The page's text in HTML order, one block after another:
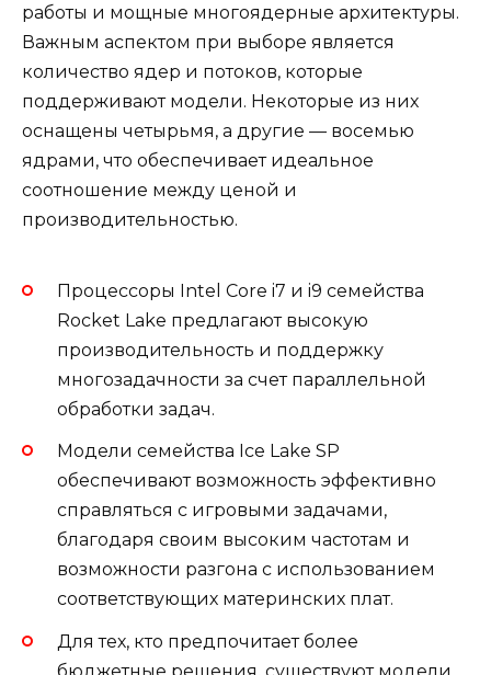
работы и мощные многоядерные архитектуры.
Важным аспектом при выборе является
количество ядер и потоков, которые
поддерживают модели. Некоторые из них
оснащены четырьмя, а другие — восемью
ядрами, что обеспечивает идеальное
соотношение между ценой и
производительностью.
Процессоры Intel Core i7 и i9 семейства
Rocket Lake предлагают высокую
производительность и поддержку
многозадачности за счет параллельной
обработки задач.
Модели семейства Ice Lake SP
обеспечивают возможность эффективно
справляться с игровыми задачами,
благодаря своим высоким частотам и
возможности разгона с использованием
соответствующих материнских плат.
Для тех, кто предпочитает более
бюджетные решения, существуют модели